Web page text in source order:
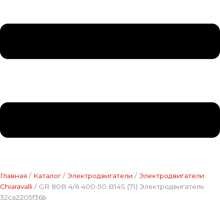
Главная / Каталог / Электродвигатели / Электродвигатели
Chiaravalli / GR 80B 4/6 400-50 B14S (71) Электродвигатель
32ca2205f36b